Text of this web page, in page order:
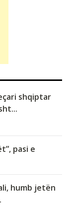
shqiptar
pasi e
humb jetën